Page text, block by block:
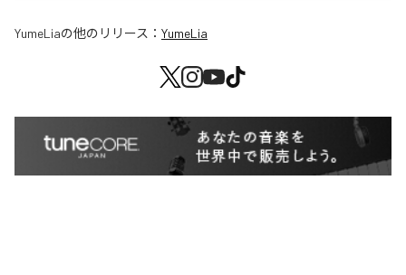
YumeLiaの他のリリース： YumeLia